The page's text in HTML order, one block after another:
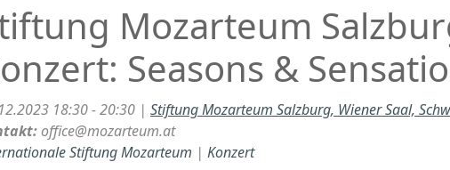
Mozarteum
Seasons &
18:30 - 20:30 | Stiftung Mozarteum Salzburg, Wiener Saal,
office@mozarteum.at
Stiftung Mozarteum | Konzert